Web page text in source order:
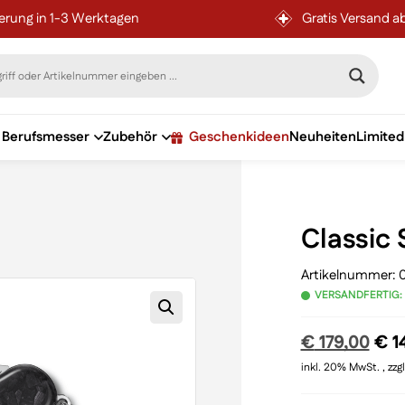
in 1-3 Werktagen Gratis Versand
Zubehör GeschenkideenNeuheiten
Classic
Artikelnummer:
€179,00€
inkl. 20% MwSt. ,